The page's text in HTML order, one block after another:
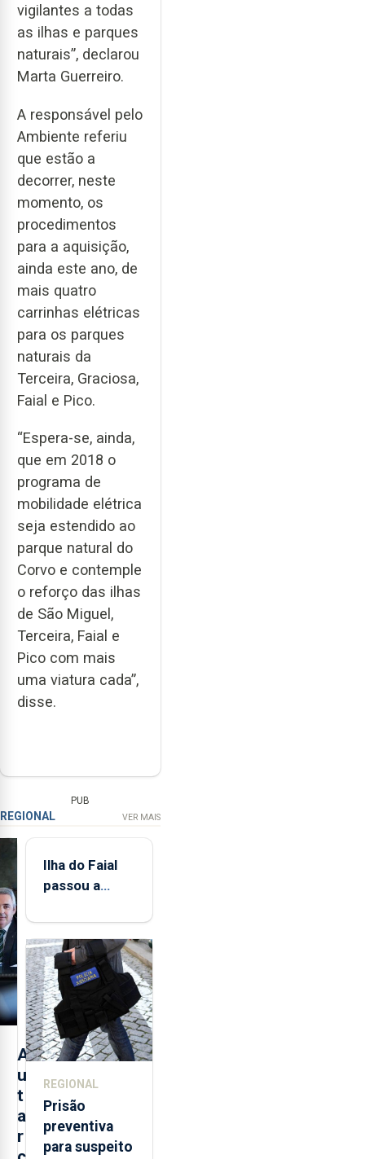
vigilantes a todas
as ilhas e parques
naturais”, declarou
Marta Guerreiro.
A responsável pelo
Ambiente referiu
que estão a
decorrer, neste
momento, os
procedimentos
para a aquisição,
ainda este ano, de
mais quatro
carrinhas elétricas
para os parques
naturais da
Terceira, Graciosa,
Faial e Pico.
“Espera-se, ainda,
que em 2018 o
programa de
mobilidade elétrica
seja estendido ao
parque natural do
Corvo e contemple
o reforço das ilhas
de São Miguel,
Terceira, Faial e
Pico com mais
uma viatura cada”,
disse.
PUB
REGIONAL VER MAIS
A
u
t
a
r
Ilha do Faial
passou a
de
monitorização
de infrassons
dos Açores
REGIONAL
Prisão
preventiva
para suspeito